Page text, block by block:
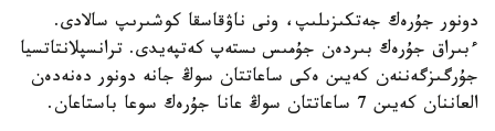
دونور جۇرەك جەتكىزىلىپ، ونى ناۋقاسقا كوشىرىپ سالادى.
ءبىراق جۇرەك بىردەن جۇمىس ىستەپ كەتپەيدى. ترانسپلانتاتسيا
جۇرگىزگەننەن كەيىن ەكى ساعاتتان سوڭ جانە دونور دەنەدەن
العاننان كەيىن 7 ساعاتتان سوڭ عانا جۇرەك سوعا باستاعان.